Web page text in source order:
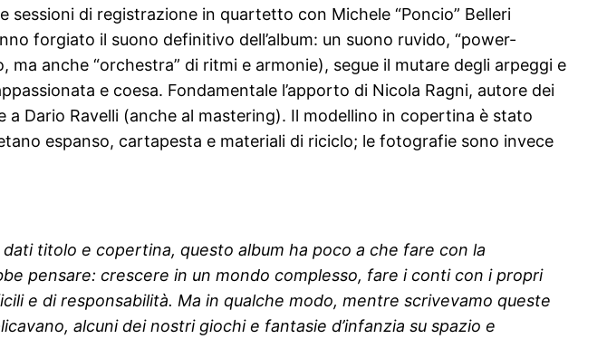
di registrazione in quartetto con Michele “Poncio” Belleri
forgiato il suono definitivo dell’album: un suono ruvido, “power-
anche “orchestra” di ritmi e armonie), segue il mutare degli arpeggi e
e coesa. Fondamentale l’apporto di Nicola Ragni, autore dei
Dario Ravelli (anche al mastering). Il modellino in copertina è stato
espanso, cartapesta e materiali di riciclo; le fotografie sono invece
titolo e copertina, questo album ha poco a che fare con la
pensare: crescere in un mondo complesso, fare i conti con i propri
e di responsabilità. Ma in qualche modo, mentre scrivevamo queste
alcuni dei nostri giochi e fantasie d’infanzia su spazio e